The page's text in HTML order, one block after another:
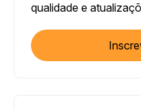
qualidade e